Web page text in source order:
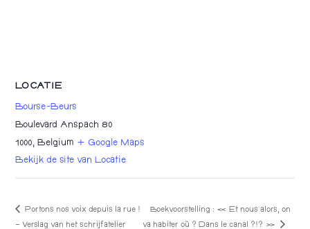
LOCATIE
Bourse-Beurs
Boulevard Anspach 80
1000 , Belgium + Google Maps
Bekijk de site van Locatie
Portons nos voix depuis la rue !
– Verslag van het schrijfatelier
Boekvoorstelling : « Et nous alors, on
va habiter où ? Dans le canal ?!? »